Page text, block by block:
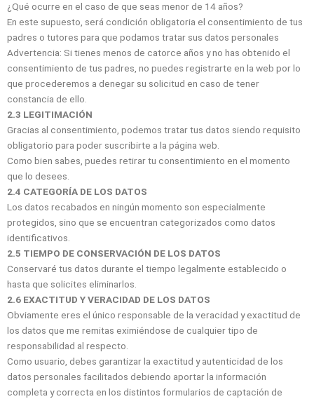
¿Qué ocurre en el caso de que seas menor de 14 años?
En este supuesto, será condición obligatoria el consentimiento de tus
padres o tutores para que podamos tratar sus datos personales
Advertencia: Si tienes menos de catorce años y no has obtenido el
consentimiento de tus padres, no puedes registrarte en la web por lo
que procederemos a denegar su solicitud en caso de tener
constancia de ello.
2.3 LEGITIMACIÓN
Gracias al consentimiento, podemos tratar tus datos siendo requisito
obligatorio para poder suscribirte a la página web.
Como bien sabes, puedes retirar tu consentimiento en el momento
que lo desees.
2.4 CATEGORÍA DE LOS DATOS
Los datos recabados en ningún momento son especialmente
protegidos, sino que se encuentran categorizados como datos
identificativos.
2.5 TIEMPO DE CONSERVACIÓN DE LOS DATOS
Conservaré tus datos durante el tiempo legalmente establecido o
hasta que solicites eliminarlos.
2.6 EXACTITUD Y VERACIDAD DE LOS DATOS
Obviamente eres el único responsable de la veracidad y exactitud de
los datos que me remitas eximiéndose de cualquier tipo de
responsabilidad al respecto.
Como usuario, debes garantizar la exactitud y autenticidad de los
datos personales facilitados debiendo aportar la información
completa y correcta en los distintos formularios de captación de